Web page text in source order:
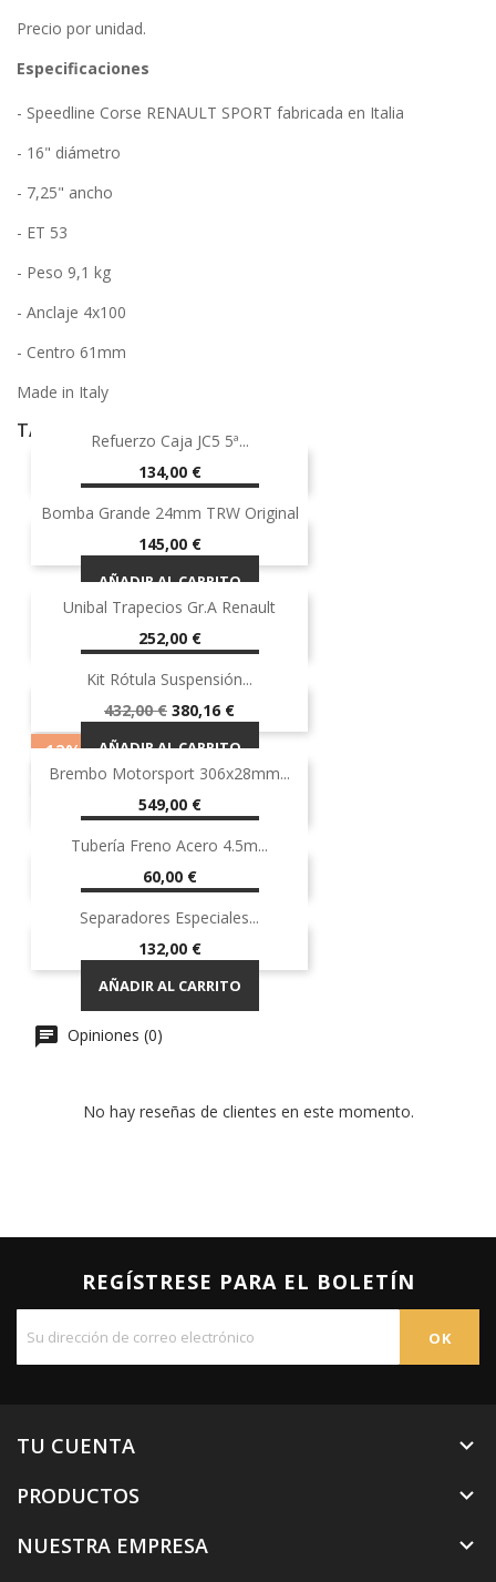
Precio por unidad.
Especificaciones
- Speedline Corse RENAULT SPORT fabricada en Italia
- 16" diámetro
- 7,25" ancho
- ET 53
- Peso 9,1 kg
- Anclaje 4x100
- Centro 61mm
Made in Italy
TAMBIÉN PODRÍA INTERESARLE
Refuerzo Caja JC5 5ª...
Precio
134,00 €
AÑADIR AL CARRITO
Bomba Grande 24mm TRW Original
Precio
145,00 €
AÑADIR AL CARRITO
Unibal Trapecios Gr.A Renault
Precio
252,00 €
AÑADIR AL CARRITO
¡EN OFERTA!
-12%
OUT-OF-STOCK
Kit Rótula Suspensión...
Precio
432,00 € Precio
380,16 €
AÑADIR AL CARRITO
¡EN OFERTA!
Brembo Motorsport 306x28mm...
Precio
549,00 €
AÑADIR AL CARRITO
Tubería Freno Acero 4.5m...
Precio
60,00 €
AÑADIR AL CARRITO
Separadores Especiales...
Precio
132,00 €
AÑADIR AL CARRITO
Opiniones (0)
No hay reseñas de clientes en este momento.
REGÍSTRESE PARA EL BOLETÍN
TU CUENTA 
PRODUCTOS 
NUESTRA EMPRESA 